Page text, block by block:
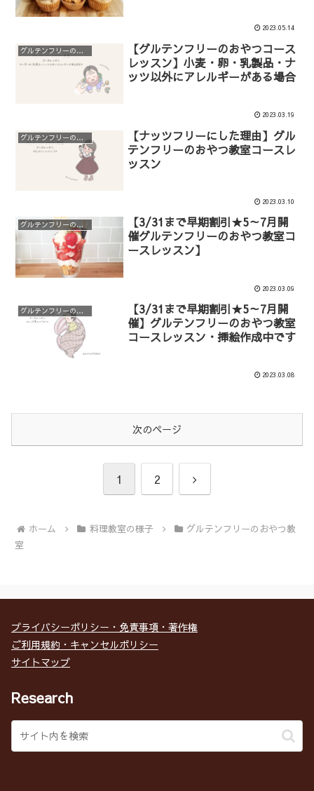
2023.05.14
グルテンフリーのおやつ教室
【グルテンフリーのおやつコース
レッスン】小麦・卵・乳製品・ナ
ッツ以外にアレルギーがある場合
2023.03.19
グルテンフリーのおやつ教室
【ナッツフリーにした理由】グル
テンフリーのおやつ教室コースレ
ッスン
2023.03.10
グルテンフリーのおやつ教室
【3/31まで早期割引★5～7月開
催グルテンフリーのおやつ教室コ
ースレッスン】
2023.03.09
グルテンフリーのおやつ教室
【3/31まで早期割引★5～7月開
催】グルテンフリーのおやつ教室
コースレッスン・挿絵作成中です
2023.03.08
次のページ
1 2
次
ホーム 料理教室の様子
グルテンフリーのおやつ教
室
プライバシーポリシー・免責事項・著作権
ご利用規約・キャンセルポリシー
サイトマップ
Research